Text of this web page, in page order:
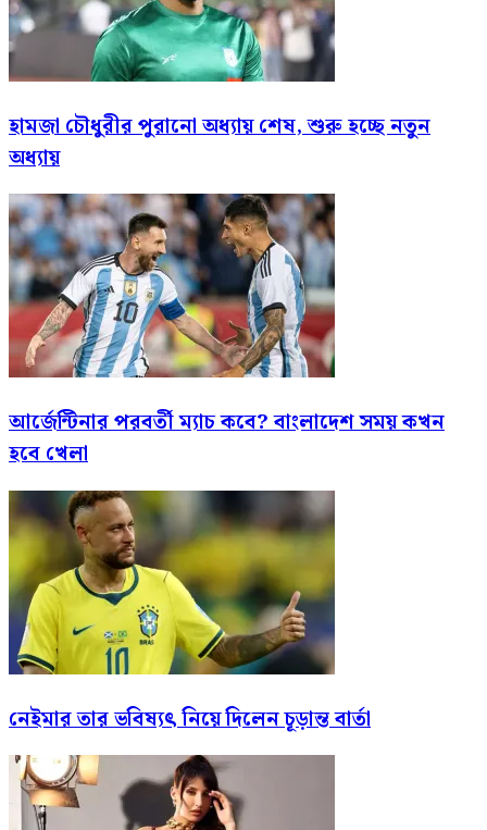
হামজা চৌধুরীর পুরানো অধ্যায় শেষ, শুরু হচ্ছে নতুন
অধ্যায়
আর্জেন্টিনার পরবর্তী ম্যাচ কবে? বাংলাদেশ সময় কখন
হবে খেলা
নেইমার তার ভবিষ্যৎ নিয়ে দিলেন চূড়ান্ত বার্তা